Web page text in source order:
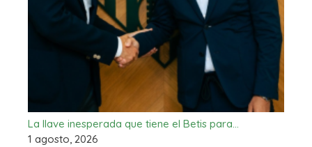
La llave inesperada que tiene el Betis para…
1 agosto, 2026